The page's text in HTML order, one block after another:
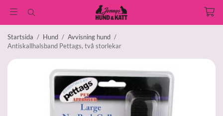
Startsida / Hund / Avvisning hund /
Antiskallhalsband Pettags, två storlekar